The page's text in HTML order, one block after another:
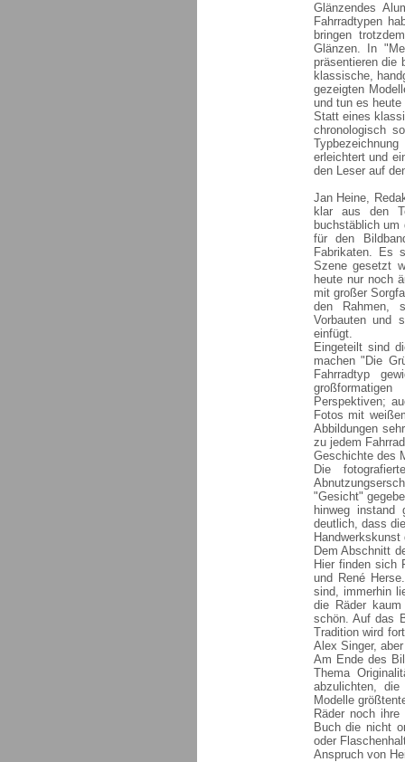
Glänzendes
Fahrradtypen
bringen
Glänzen. In
präsentieren die
klassische,
gezeigten
und tun es heute
Statt eines
chronologisch
erleichtert und
den Leser auf
Jan Heine,
klar aus den
buchstäblich um
für den
Fabrikaten. Es
Szene gesetzt
heute nur noch
mit großer
den Rahmen,
Vorbauten und
einfügt.
Eingeteilt sind
machen "Die
Fahrradtyp
Perspektiven;
Fotos mit
Abbildungen
zu jedem
Geschichte des
Die
"Gesicht"
hinweg instand
deutlich, dass
Dem Abschnitt
Hier finden sich
und René
sind, immerhin
die Räder
schön. Auf das
Tradition wird
Alex Singer,
Am Ende des
Thema
abzulichten,
Modelle
Räder noch
Buch die nicht
oder
Anspruch von